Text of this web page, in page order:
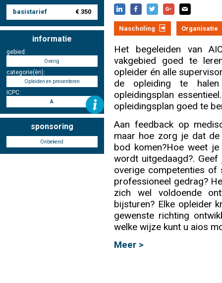
Nascholing aanmelden
Zoek op kaart
Registreren
basistarief € 350
informatie
gebied:
Overig
categorie(ën):
Opleiden en presenteren
ICPC:
A
sponsoring
Onbekend
Nascholing Organisatie
Het begeleiden van
vakgebied goed te
opleider én alle
de opleiding te
opleidingsplan
opleidingsplan goed te
Aan feedback op
maar hoe zorg je dat de
bod komen?Hoe weet
wordt uitgedaagd?.
overige competenties of
professioneel gedrag?
zich wel voldoende
bijsturen? Elke opleider
gewenste richting
welke wijze kunt u aios
Meer >